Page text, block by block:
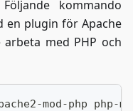
kommando
en plugin för Apache
med PHP och
mod-php php-